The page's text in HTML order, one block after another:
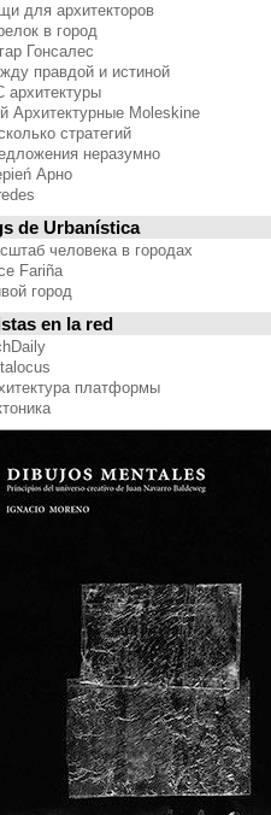
для архитекторов
в город
Гонсалес
правдой и истиной
архитектуры
Архитектурные Moleskine
стратегий
неразумно
Арно
de Urbanística
человека в городах
Fariña
город
en la red
платформы